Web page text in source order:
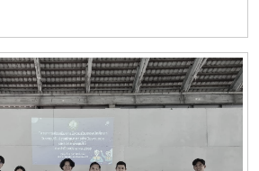
องกฎหมาย พร้อมด้วยบุคลากรในสังกัด
คโนโลยีสารสนเทศ มหาวิทยาลัยมหิดล
ของมหาวิทยาลัยแม่โจ้ ได้รับเกียรติจาก
งษ์ พิมพ์พิมล รองอธิการบดี
ต้อนรับคณะศึกษาดูงาน หลังจากนั้น นาย
ำนาญการพิเศษ รักษาการในตำแหน่ง
มด้วยบุคลากรในสังกัด รวมทั้งสิ้น 7